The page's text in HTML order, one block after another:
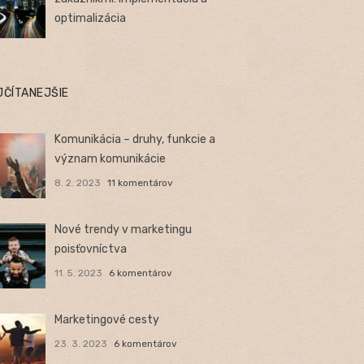
optimalizácia
Komunikácia – druhy, funkcie a
význam komunikácie
8. 2. 2023 11 komentárov
Nové trendy v marketingu
poisťovníctva
11. 5. 2023 6 komentárov
Marketingové cesty
23. 3. 2023 6 komentárov